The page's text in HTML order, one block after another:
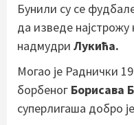
Бунили су се
да изведе најстрожу
надмудри Лукића.
Могао је Раднички
борбеног Борисава
суперлигаша добро